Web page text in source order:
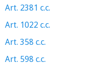
Art. 2381 c.c.
Art. 1022 c.c.
Art. 358 c.c.
Art. 598 c.c.